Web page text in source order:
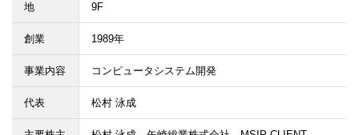
地
9F
創業 1989年
事業内容 コンピュータシステム開発
代表 松村 泳成